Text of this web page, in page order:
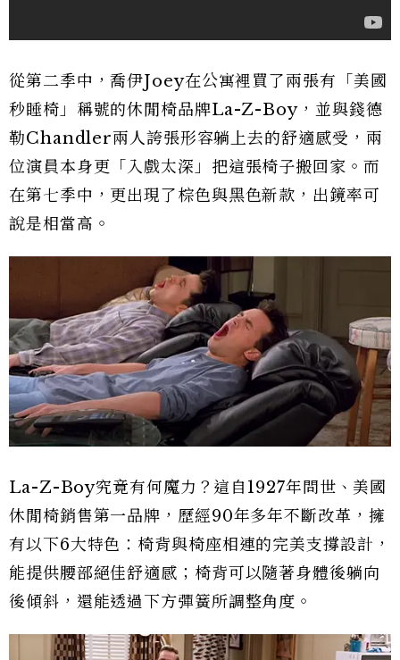
從第二季中，喬伊Joey在公寓裡買了兩張有「美國
秒睡椅」稱號的休閒椅品牌La-Z-Boy，並與錢德
勒Chandler兩人誇張形容躺上去的舒適感受，兩
位演員本身更「入戲太深」把這張椅子搬回家。而
在第七季中，更出現了棕色與黑色新款，出鏡率可
說是相當高。
La-Z-Boy究竟有何魔力？這自1927年問世、美國
休閒椅銷售第一品牌，歷經90年多年不斷改革，擁
有以下6大特色：椅背與椅座相連的完美支撐設計，
能提供腰部絕佳舒適感；椅背可以隨著身體後躺向
後傾斜，還能透過下方彈簧所調整角度。